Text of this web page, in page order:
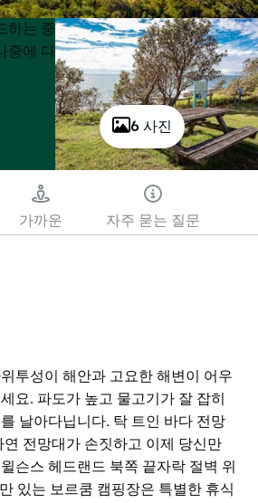
6 사진
하는 중
중에 다
가까운 자주 묻는 질문
투성이 해안과 고요한 해변이 어우
요. 파도가 높고 물고기가 잘 잡히
날아다닙니다. 탁 트인 바다 전망
연 전망대가 손짓하고 이제 당신만
슨스 헤드랜드 북쪽 끝자락 절벽 위
있는 보르쿰 캠핑장은 특별한 휴식